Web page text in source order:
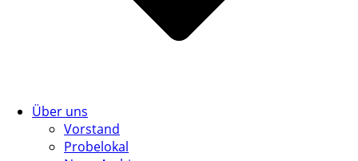
Über uns
Vorstand
Probelokal